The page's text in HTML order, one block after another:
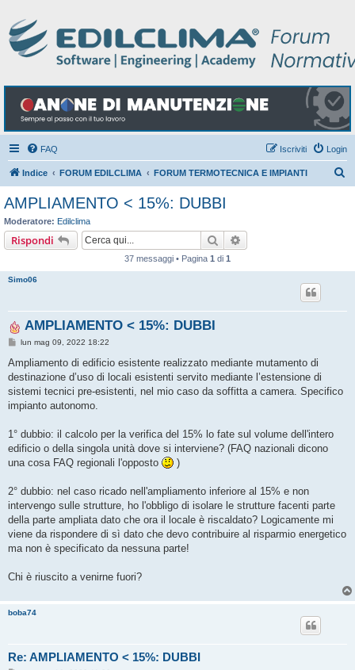
FAQ Login
Iscriviti
Indice FORUM EDILCLIMA FORUM TERMOTECNICA E IMPIANTI
AMPLIAMENTO < 15%: DUBBI
Moderatore: Edilclima
Rispondi Cerca
37 messaggi • Pagina 1 di 1
Simo06
AMPLIAMENTO < 15%: DUBBI
M
s
a
g
i
lun mag 09, 2022 18:22
Ampliamento di edificio esistente realizzato mediante mutamento di
destinazione d’uso di locali esistenti servito mediante l’estensione di
sistemi tecnici pre-esistenti, nel mio caso da soffitta a camera. Specifico
impianto autonomo.
1° dubbio: il calcolo per la verifica del 15% lo fate sul volume dell'intero
edificio o della singola unità dove si interviene? (FAQ nazionali dicono
una cosa FAQ regionali l'opposto
)
2° dubbio: nel caso ricado nell'ampliamento inferiore al 15% e non
intervengo sulle strutture, ho l'obbligo di isolare le strutture facenti parte
della parte ampliata dato che ora il locale è riscaldato? Logicamente mi
viene da rispondere di sì dato che devo contribuire al risparmio energetico
ma non è specificato da nessuna parte!
Chi è riuscito a venirne fuori?
boba74
Re: AMPLIAMENTO < 15%: DUBBI